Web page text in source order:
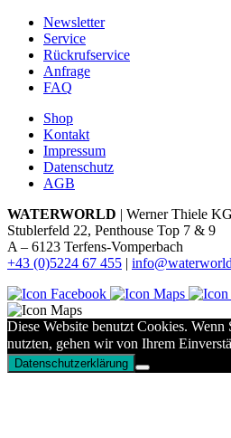
Newsletter
Service
Rückrufservice
Anfrage
FAQ
Shop
Kontakt
Impressum
Datenschutz
AGB
WATERWORLD | Werner Thiele KG
Stublerfeld 22, Penthouse Top 7 & 9
A – 6123 Terfens-Vomperbach
+43 (0)5224 67 455 |
Diese Website benutzt Cookies. Wenn
nutzten, gehen wir von Ihrem
Datenschutzerklärung